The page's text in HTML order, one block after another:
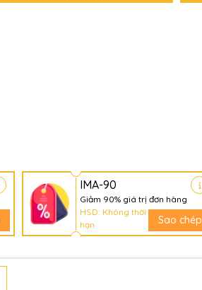
IMA-90
Giảm 90% giá trị đơn hàng
HSD: Không thời
hạn
Sao chép